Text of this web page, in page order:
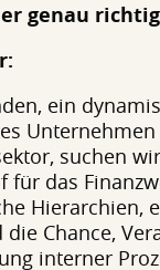
genau
ein
suchen
für das
Hierarchien,
Chance,
interner